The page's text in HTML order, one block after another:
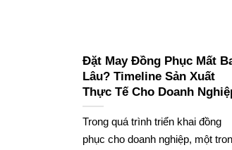
Đặt May Đồng Phục Mất
Lâu? Timeline Sản Xuất
Thực Tế Cho Doanh
Trong quá trình triển khai đồng
phục cho doanh nghiệp, một